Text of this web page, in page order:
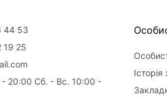
44 53
19 25
20:00 Сб. - Вс. 10:00 -